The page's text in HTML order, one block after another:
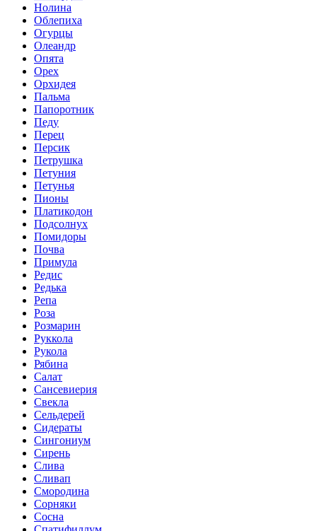
Нолина
Облепиха
Огурцы
Олеандр
Опята
Орех
Орхидея
Пальма
Папоротник
Педу
Перец
Персик
Петрушка
Петуния
Петунья
Пионы
Платикодон
Подсолнух
Помидоры
Почва
Примула
Редис
Редька
Репа
Роза
Розмарин
Руккола
Рукола
Рябина
Салат
Сансевиерия
Свекла
Сельдерей
Сидераты
Сингониум
Сирень
Слива
Сливап
Смородина
Сорняки
Сосна